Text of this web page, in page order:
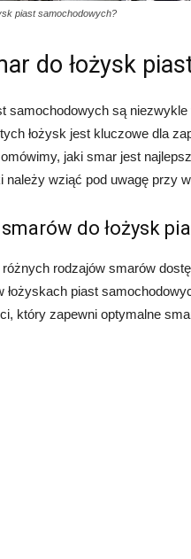
piast samochodowych?
do łożysk
samochodowych są niezwykle
łożysk jest kluczowe dla
jaki smar jest
należy wziąć pod uwagę przy
do łożysk
różnych rodzajów smarów
łożyskach piast
który zapewni optymalne